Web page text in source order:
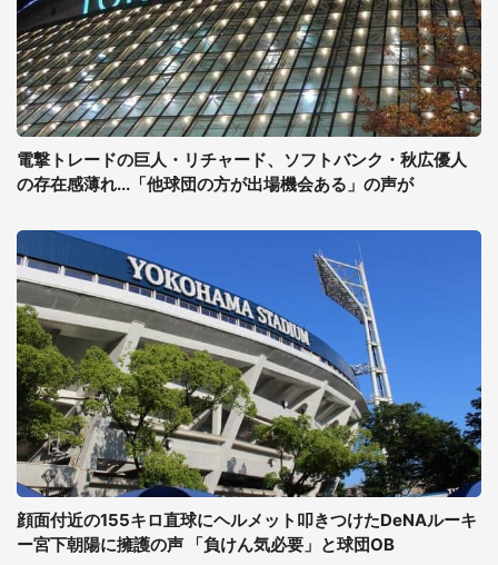
電撃トレードの巨人・リチャード、ソフトバンク・秋広優人
の存在感薄れ...「他球団の方が出場機会ある」の声が
顔面付近の155キロ直球にヘルメット叩きつけたDeNAルーキ
ー宮下朝陽に擁護の声 「負けん気必要」と球団OB